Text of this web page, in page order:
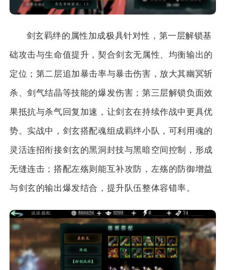
剑玄羁绊的属性加成极具针对性，第一层解锁基
础攻击与生命值提升，契合剑玄无属性、均衡输出的
定位；第二层追加暴击率与暴击伤害，放大其幽冥斩
杀、剑气结晶等技能的爆发伤害；第三层解锁负面效
果抵抗与杀气回复加速，让剑玄在持续作战中更具优
势。实战中，剑玄搭配魂组成羁绊小队，可利用魂的
灵活连招衔接剑玄的黑洞封技与黑暗空间控制，形成
无缝连击；搭配左殇则能互补攻防，左殇的防御增益
与剑玄的输出爆发结合，提升队伍整体容错率。